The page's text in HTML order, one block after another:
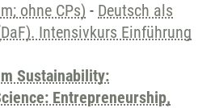
ohne CPs) - Deutsch als
Intensivkurs Einführung
Sustainability:
Entrepreneurship,